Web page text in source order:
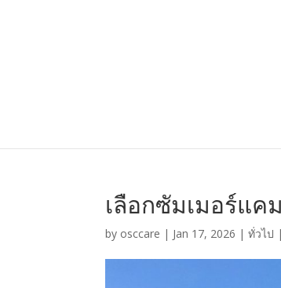
เลือกซัมเมอร์แค
by osccare | Jan 17, 2026 |ทั่วไป |